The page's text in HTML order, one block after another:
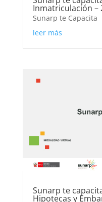
Inmatriculación –
Sunarp te Capacita
leer más
Sunarp te
Hipotecas y